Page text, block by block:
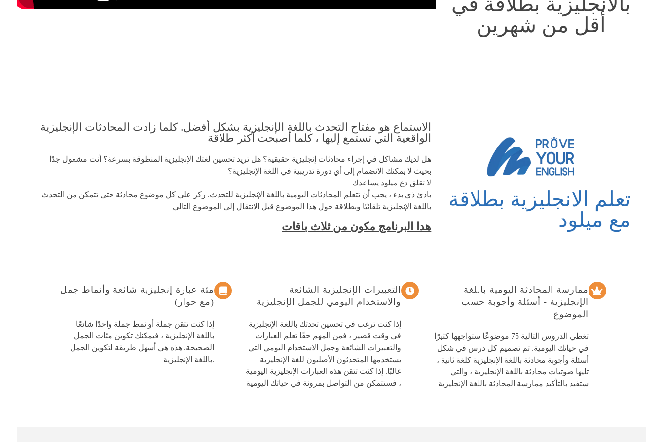
أقل من شهرين
الاستماع هو مفتاح التحدث باللغة الإنجليزية بشكل أفضل. كلما زادت المحادثات الإنجليزية
الواقعية التي تستمع إليها ، كلما أصبحت أكثر طلاقة
بحيث لا يمكنك الانضمام إلى أي دورة تدريبية في اللغة الإنجليزية؟
لا تقلق دع ميلود يساعدك
بادئ ذي بدء ، يجب أن تتعلم المحادثات اليومية باللغة الإنجليزية للتحدث. ركز على كل موضوع محادثة حتى تتمكن من التحدث
باللغة الإنجليزية تلقائيًا وبطلاقة حول هذا الموضوع قبل الانتقال إلى الموضوع التالي
هدا البرنامج مكون من ثلاث باقات
تعلم الانجليزية بطلاقة
مع ميلود
مئة عبارة إنجليزية شائعة وأنماط جمل
(مع حوار)
إذا كنت تتقن جملة أو نمط جملة واحدًا شائعًا
باللغة الإنجليزية ، فيمكنك تكوين مئات الجمل
الصحيحة. هذه هي أسهل طريقة لتكوين الجمل
باللغة الإنجليزية.
التعبيرات الإنجليزية الشائعة
والاستخدام اليومي للجمل الإنجليزية
إذا كنت ترغب في تحسين تحدثك باللغة الإنجليزية
في وقت قصير ، فمن المهم حقًا تعلم العبارات
والتعبيرات الشائعة وجمل الاستخدام اليومي التي
يستخدمها المتحدثون الأصليون للغة الإنجليزية
غالبًا. إذا كنت تتقن هذه العبارات الإنجليزية اليومية
، فستتمكن من التواصل بمرونة في حياتك اليومية
ممارسة المحادثة اليومية باللغة
الإنجليزية - أسئلة وأجوبة حسب
الموضوع
تغطي الدروس التالية 75 موضوعًا ستواجهها كثيرًا
في حياتك اليومية. تم تصميم كل درس في شكل
أسئلة وأجوبة محادثة باللغة الإنجليزية كلغة ثانية ،
تليها صوتيات محادثة باللغة الإنجليزية ، والتي
ستفيد بالتأكيد ممارسة المحادثة باللغة الإنجليزية